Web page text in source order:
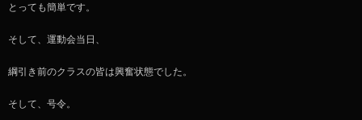
とっても簡単です。
そして、運動会当日、
綱引き前のクラスの皆は興奮状態でした。
そして、号令。